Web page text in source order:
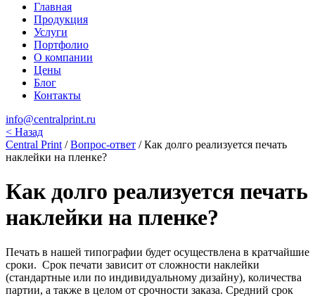
Главная
Продукция
Услуги
Портфолио
О компании
Цены
Блог
Контакты
info@centralprint.ru
< Назад
Central Print /Вопрос-ответ /Как долго реализуется печать
наклейки на пленке?
Как долго реализуется печать
наклейки на пленке?
Печать в нашей типографии будет осуществлена в кратчайшие
сроки. Срок печати зависит от сложности наклейки
(стандартные или по индивидуальному дизайну), количества
партии, а также в целом от срочности заказа. Средний срок